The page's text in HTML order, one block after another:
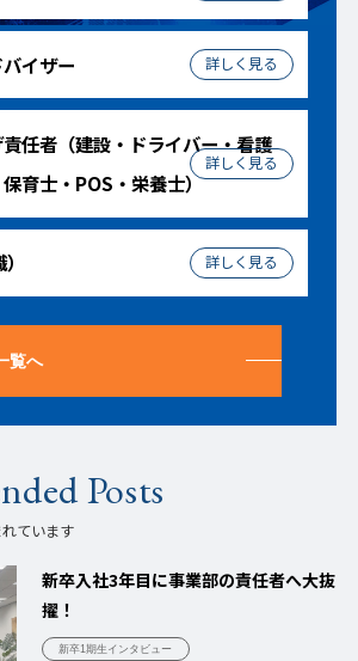
イザー
任者（建設・ドライバー・看護
育士・POS・栄養士）
覧へ
Posts
ています
新卒入社3年目に事業部の責任者へ大抜
擢！
新卒1期生インタビュー